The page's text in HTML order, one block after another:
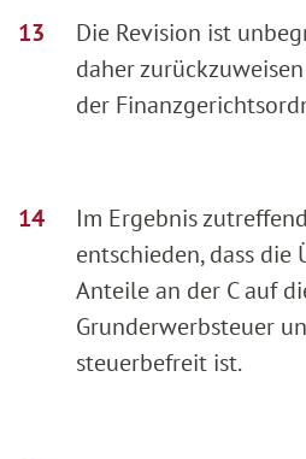
Die Revision ist
daher zurückzuweisen
der
Im Ergebnis
entschieden, dass
Anteile an der C auf
Grunderwerbsteuer
steuerbefreit ist.